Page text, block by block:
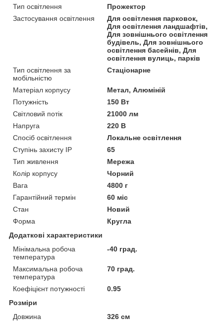
Тип освітлення
Прожектор
Застосування освітлення
Для освітлення парковок,
Для освітлення ландшафтів,
Для зовнішнього освітлення
будівель, Для зовнішнього
освітлення басейнів, Для
освітлення вулиць, парків
Тип освітлення за
мобільністю
Стаціонарне
Матеріал корпусу
Метал, Алюміній
Потужність
150 Вт
Світловий потік
21000 лм
Напруга
220 В
Спосіб освітлення
Локальне освітлення
Ступінь захисту IP
65
Тип живлення
Мережа
Колір корпусу
Чорний
Вага
4800 г
Гарантійний термін
60 міс
Стан
Новий
Форма
Кругла
Додаткові характеристики
Мінімальна робоча
температура
-40 град.
Максимальна робоча
температура
70 град.
Коефіцієнт потужності
0.95
Розміри
Довжина
326 см